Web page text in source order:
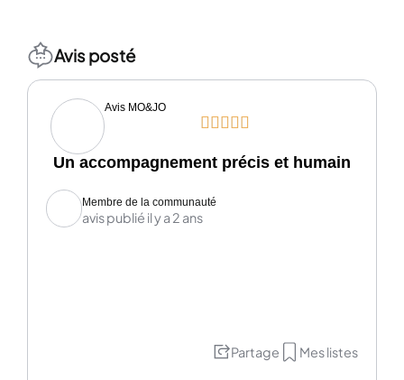
Avis posté
Avis MO&JO
    
Un accompagnement précis et humain
Membre de la communauté
avis publié il y a 2 ans
Partage Mes listes